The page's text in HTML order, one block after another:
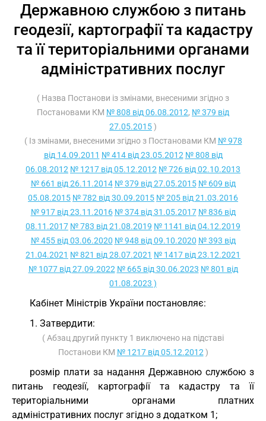
Державною службою з питань
геодезії, картографії та кадастру
та її територіальними органами
адміністративних послуг
( Назва Постанови із змінами, внесеними згідно з
Постановами КМ № 808 від 06.08.2012, № 379 від
27.05.2015)
( Із змінами, внесеними згідно з Постановами КМ № 978
від 14.09.2011 № 414 від 23.05.2012 № 808 від
06.08.2012 № 1217 від 05.12.2012 № 726 від 02.10.2013
№ 661 від 26.11.2014 № 379 від 27.05.2015 № 609 від
05.08.2015 № 782 від 30.09.2015 № 205 від 21.03.2016
№ 917 від 23.11.2016 № 374 від 31.05.2017 № 836 від
08.11.2017 № 783 від 21.08.2019 № 1141 від 04.12.2019
№ 455 від 03.06.2020 № 948 від 09.10.2020 № 393 від
21.04.2021 № 821 від 28.07.2021 № 1417 від 23.12.2021
№ 1077 від 27.09.2022 № 665 від 30.06.2023 № 801 від
01.08.2023 )
Кабінет Міністрів України постановляє:
1. Затвердити:
( Абзац другий пункту 1 виключено на підставі
Постанови КМ № 1217 від 05.12.2012 )
розмір плати за надання Державною службою з
питань геодезії, картографії та кадастру та її
територіальними органами платних
адміністративних послуг згідно з додатком 1;